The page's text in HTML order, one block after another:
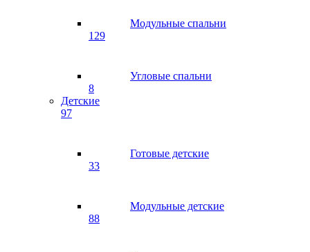
Модульные спальни
129
Угловые спальни
8
Детские
97
Готовые детские
33
Модульные детские
88